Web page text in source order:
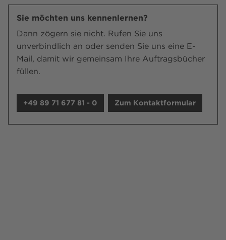
Sie möchten uns kennenlernen?
Dann zögern sie nicht. Rufen Sie uns
unverbindlich an oder senden Sie uns eine E-
Mail, damit wir gemeinsam Ihre Auftragsbücher
füllen.
+49 89 71 677 81 - 0 Zum Kontaktformular